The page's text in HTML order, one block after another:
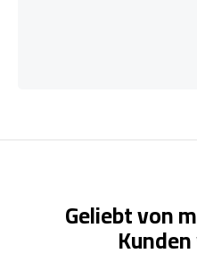
Geliebt von